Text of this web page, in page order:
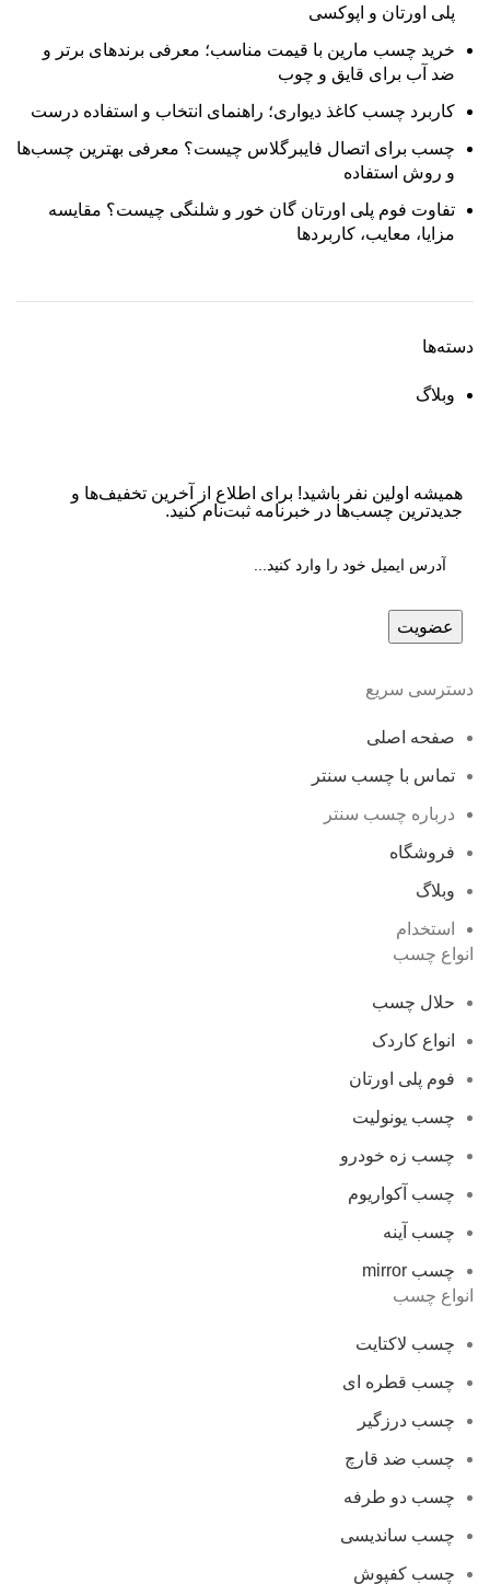
پلی اورتان و اپوکسی
خرید چسب مارین با قیمت مناسب؛ معرفی برندهای برتر و
ضد آب برای قایق و چوب
کاربرد چسب کاغذ دیواری؛ راهنمای انتخاب و استفاده درست
چسب برای اتصال فایبرگلاس چیست؟ معرفی بهترین چسب‌ها
و روش استفاده
تفاوت فوم پلی اورتان گان خور و شلنگی چیست؟ مقایسه
مزایا، معایب، کاربردها
دسته‌ها
وبلاگ
همیشه اولین نفر باشید! برای اطلاع از آخرین تخفیف‌ها و
جدیدترین چسب‌ها در خبرنامه ثبت‌نام کنید.
دسترسی سریع
صفحه اصلی
تماس با چسب سنتر
درباره چسب سنتر
فروشگاه
وبلاگ
استخدام
انواع چسب
حلال چسب
انواع کاردک
فوم پلی اورتان
چسب یونولیت
چسب زه خودرو
چسب آکواریوم
چسب آینه
چسب mirror
انواع چسب
چسب لاکتایت
چسب قطره ای
چسب درزگیر
چسب ضد قارچ
چسب دو طرفه
چسب ساندیسی
چسب کفپوش